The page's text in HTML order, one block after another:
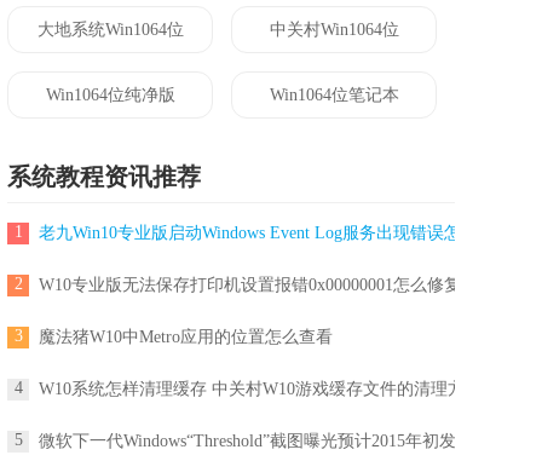
大地系统Win1064位 中关村Win1064位
Win1064位纯净版 Win1064位笔记本
系统教程资讯推荐
1 老九Win10专业版启动Windows Event Log服务出现错误怎么解决?
2 W10专业版无法保存打印机设置报错0x00000001怎么修复？
3 魔法猪W10中Metro应用的位置怎么查看
4 W10系统怎样清理缓存 中关村W10游戏缓存文件的清理方法
5 微软下一代Windows“Threshold”截图曝光预计2015年初发布